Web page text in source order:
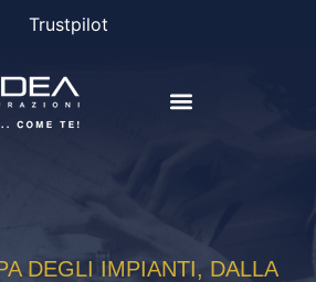
Trustpilot
DEGLI IMPIANTI, DALLA